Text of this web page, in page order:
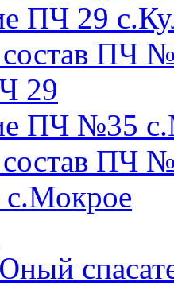
ПЧ 29
ПЧ
29
ПЧ №35
ПЧ